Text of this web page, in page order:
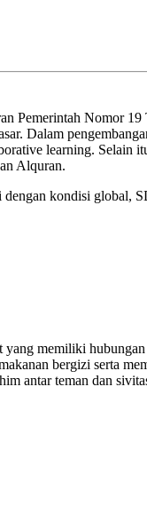
Pemerintah Nomor
Dalam
learning.
Alquran.
kondisi global,
memiliki
bergizi serta
antar teman dan